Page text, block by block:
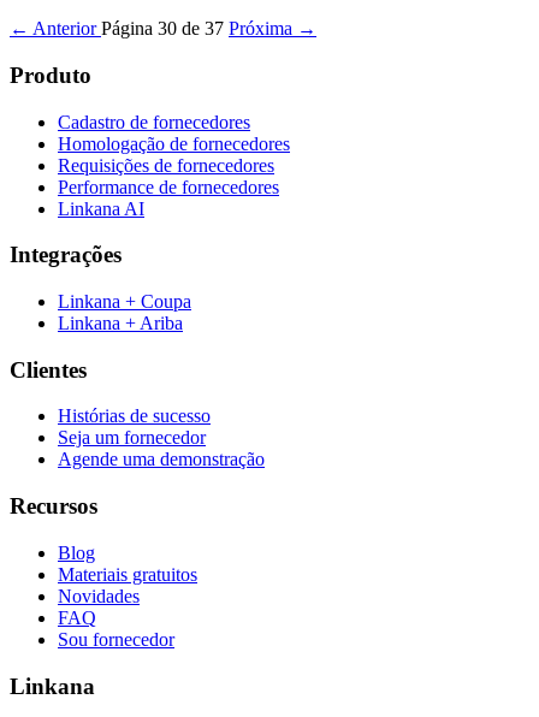
← AnteriorPágina 30 de 37 Próxima →
Produto
Cadastro de fornecedores
Homologação de fornecedores
Requisições de fornecedores
Performance de fornecedores
Linkana AI
Integrações
Linkana + Coupa
Linkana + Ariba
Clientes
Histórias de sucesso
Seja um fornecedor
Agende uma demonstração
Recursos
Blog
Materiais gratuitos
Novidades
FAQ
Sou fornecedor
Linkana